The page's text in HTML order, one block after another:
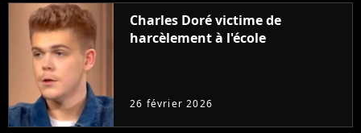
Charles Doré victime de
harcèlement à l'école
26 février 2026